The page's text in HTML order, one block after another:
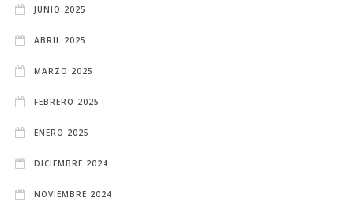
JUNIO 2025
ABRIL 2025
MARZO 2025
FEBRERO 2025
ENERO 2025
DICIEMBRE 2024
NOVIEMBRE 2024